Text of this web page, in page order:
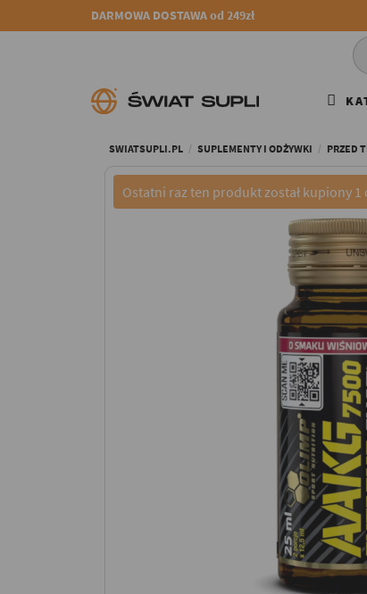
DARMOWA DOSTAWA od 249zł
SWIATSUPLI.PL SUPLEMENTY I ODŻYWKI PRZED